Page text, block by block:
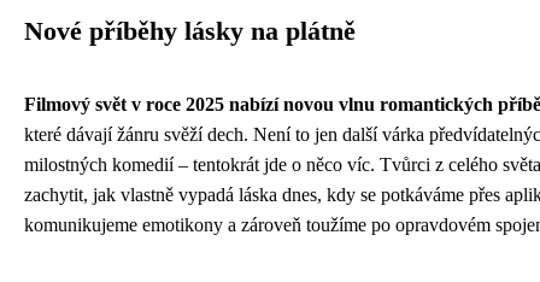
Nové příběhy lásky na plátně
Filmový svět v roce 2025 nabízí novou vlnu romantických
které dávají žánru svěží dech. Není to jen další várka
milostných komedií – tentokrát jde o něco víc. Tvůrci z celého
zachytit, jak vlastně vypadá láska dnes, kdy se potkáváme přes
komunikujeme emotikony a zároveň toužíme po opravdovém